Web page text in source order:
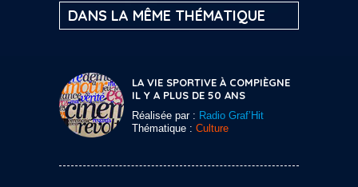
DANS LA MÊME THÉMATIQUE
LA VIE SPORTIVE À COMPIÈGNE
IL Y A PLUS DE 50 ANS
Réalisée par : Radio Graf’Hit
Thématique : Culture